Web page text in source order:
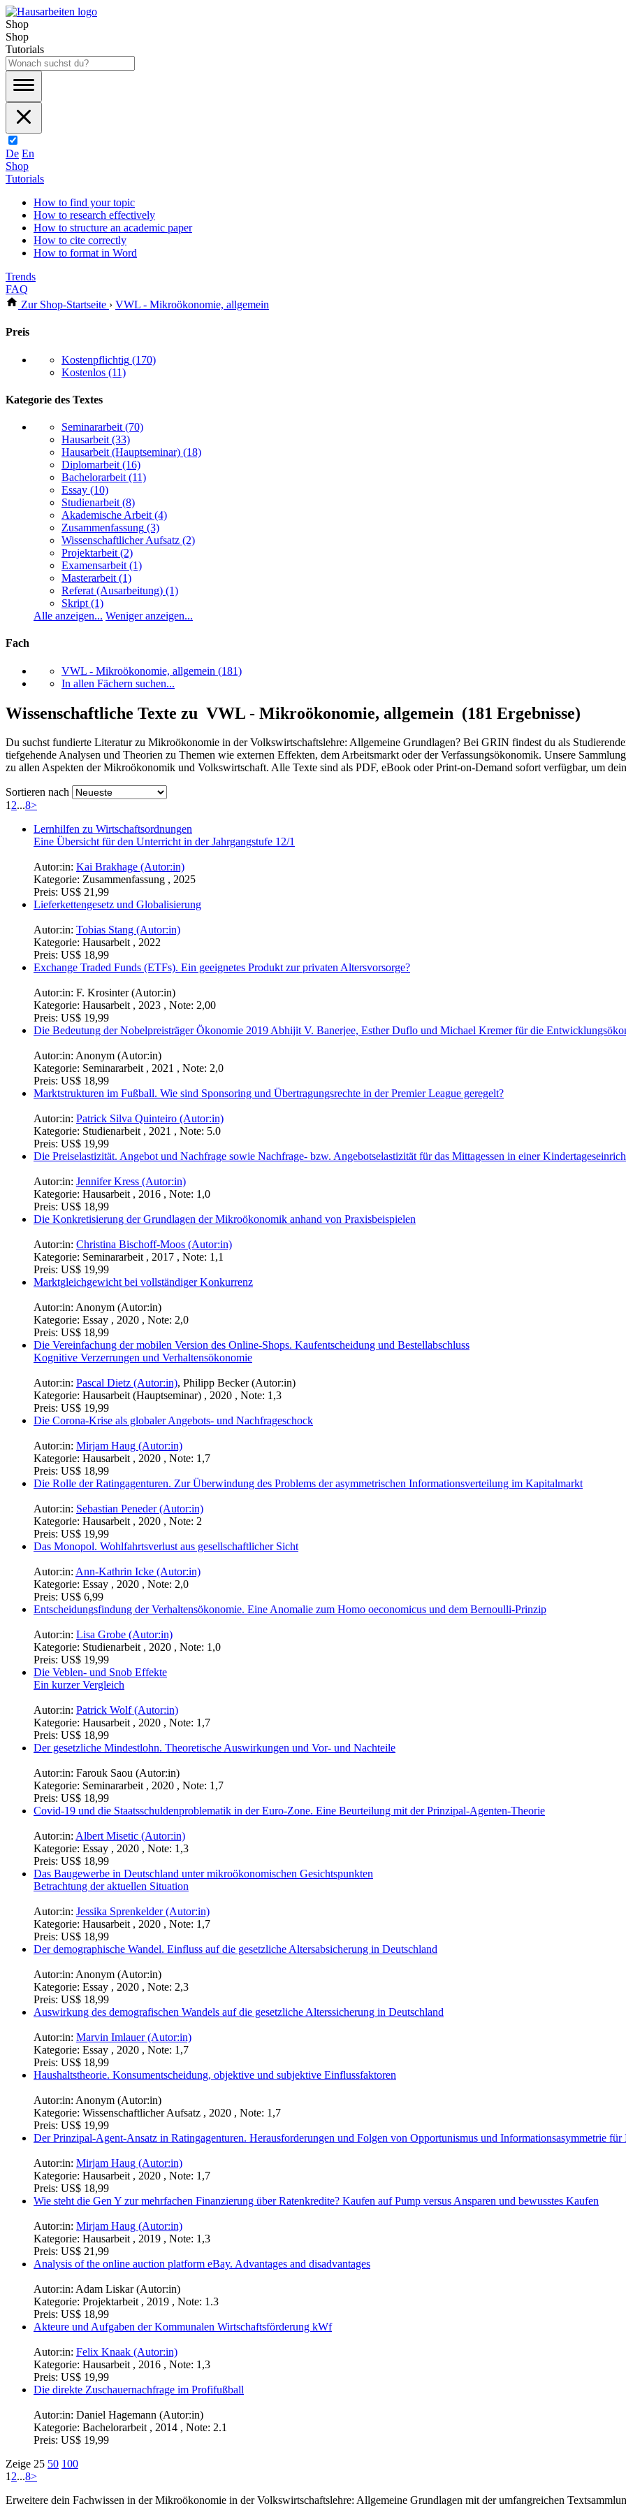
Shop
Shop
Tutorials
De En
Shop
Tutorials
How to find your topic
How to research effectively
How to structure an academic paper
How to cite correctly
How to format in Word
Trends
FAQ
Zur Shop-Startseite › VWL - Mikroökonomie, allgemein
Preis
Kostenpflichtig (170)
Kostenlos (11)
Kategorie des Textes
Seminararbeit (70)
Hausarbeit (33)
Hausarbeit (Hauptseminar) (18)
Diplomarbeit (16)
Bachelorarbeit (11)
Essay (10)
Studienarbeit (8)
Akademische Arbeit (4)
Zusammenfassung (3)
Wissenschaftlicher Aufsatz (2)
Projektarbeit (2)
Examensarbeit (1)
Masterarbeit (1)
Referat (Ausarbeitung) (1)
Skript (1)
Alle anzeigen... Weniger anzeigen...
Fach
VWL - Mikroökonomie, allgemein (181)
In allen Fächern suchen...
Wissenschaftliche Texte zu VWL - Mikroökonomie, allgemein (181 Ergebnisse)
Du suchst fundierte Literatur zu Mikroökonomie in der Volkswirtschaftslehre: Allgemeine Grundlagen? Bei GRIN findest du als
tiefgehende Analysen und Theorien zu Themen wie externen Effekten, dem Arbeitsmarkt oder der Verfassungsökonomik. Unsere
zu allen Aspekten der Mikroökonomik und Volkswirtschaft. Alle Texte sind als PDF, eBook oder Print-on-Demand sofort verfügbar, um
Sortieren nach
12...8>
Lernhilfen zu Wirtschaftsordnungen
Eine Übersicht für den Unterricht in der Jahrgangstufe 12/1
Autor:in: Kai Brakhage (Autor:in)
Kategorie: Zusammenfassung , 2025
Preis: US$ 21,99
Lieferkettengesetz und Globalisierung
Autor:in: Tobias Stang (Autor:in)
Kategorie: Hausarbeit , 2022
Preis: US$ 18,99
Exchange Traded Funds (ETFs). Ein geeignetes Produkt zur privaten Altersvorsorge?
Autor:in: F. Krosinter (Autor:in)
Kategorie: Hausarbeit , 2023 , Note: 2,00
Preis: US$ 19,99
Die Bedeutung der Nobelpreisträger Ökonomie 2019 Abhijit V. Banerjee, Esther Duflo und Michael Kremer für die
Autor:in: Anonym (Autor:in)
Kategorie: Seminararbeit , 2021 , Note: 2,0
Preis: US$ 18,99
Marktstrukturen im Fußball. Wie sind Sponsoring und Übertragungsrechte in der Premier League geregelt?
Autor:in: Patrick Silva Quinteiro (Autor:in)
Kategorie: Studienarbeit , 2021 , Note: 5.0
Preis: US$ 19,99
Die Preiselastizität. Angebot und Nachfrage sowie Nachfrage- bzw. Angebotselastizität für das Mittagessen in einer
Autor:in: Jennifer Kress (Autor:in)
Kategorie: Hausarbeit , 2016 , Note: 1,0
Preis: US$ 18,99
Die Konkretisierung der Grundlagen der Mikroökonomik anhand von Praxisbeispielen
Autor:in: Christina Bischoff-Moos (Autor:in)
Kategorie: Seminararbeit , 2017 , Note: 1,1
Preis: US$ 19,99
Marktgleichgewicht bei vollständiger Konkurrenz
Autor:in: Anonym (Autor:in)
Kategorie: Essay , 2020 , Note: 2,0
Preis: US$ 18,99
Die Vereinfachung der mobilen Version des Online-Shops. Kaufentscheidung und Bestellabschluss
Kognitive Verzerrungen und Verhaltensökonomie
Autor:in: Pascal Dietz (Autor:in), Philipp Becker (Autor:in)
Kategorie: Hausarbeit (Hauptseminar) , 2020 , Note: 1,3
Preis: US$ 19,99
Die Corona-Krise als globaler Angebots- und Nachfrageschock
Autor:in: Mirjam Haug (Autor:in)
Kategorie: Hausarbeit , 2020 , Note: 1,7
Preis: US$ 18,99
Die Rolle der Ratingagenturen. Zur Überwindung des Problems der asymmetrischen Informationsverteilung im Kapitalmarkt
Autor:in: Sebastian Peneder (Autor:in)
Kategorie: Hausarbeit , 2020 , Note: 2
Preis: US$ 19,99
Das Monopol. Wohlfahrtsverlust aus gesellschaftlicher Sicht
Autor:in: Ann-Kathrin Icke (Autor:in)
Kategorie: Essay , 2020 , Note: 2,0
Preis: US$ 6,99
Entscheidungsfindung der Verhaltensökonomie. Eine Anomalie zum Homo oeconomicus und dem Bernoulli-Prinzip
Autor:in: Lisa Grobe (Autor:in)
Kategorie: Studienarbeit , 2020 , Note: 1,0
Preis: US$ 19,99
Die Veblen- und Snob Effekte
Ein kurzer Vergleich
Autor:in: Patrick Wolf (Autor:in)
Kategorie: Hausarbeit , 2020 , Note: 1,7
Preis: US$ 18,99
Der gesetzliche Mindestlohn. Theoretische Auswirkungen und Vor- und Nachteile
Autor:in: Farouk Saou (Autor:in)
Kategorie: Seminararbeit , 2020 , Note: 1,7
Preis: US$ 18,99
Covid-19 und die Staatsschuldenproblematik in der Euro-Zone. Eine Beurteilung mit der Prinzipal-Agenten-Theorie
Autor:in: Albert Misetic (Autor:in)
Kategorie: Essay , 2020 , Note: 1,3
Preis: US$ 18,99
Das Baugewerbe in Deutschland unter mikroökonomischen Gesichtspunkten
Betrachtung der aktuellen Situation
Autor:in: Jessika Sprenkelder (Autor:in)
Kategorie: Hausarbeit , 2020 , Note: 1,7
Preis: US$ 18,99
Der demographische Wandel. Einfluss auf die gesetzliche Altersabsicherung in Deutschland
Autor:in: Anonym (Autor:in)
Kategorie: Essay , 2020 , Note: 2,3
Preis: US$ 18,99
Auswirkung des demografischen Wandels auf die gesetzliche Alterssicherung in Deutschland
Autor:in: Marvin Imlauer (Autor:in)
Kategorie: Essay , 2020 , Note: 1,7
Preis: US$ 18,99
Haushaltstheorie. Konsumentscheidung, objektive und subjektive Einflussfaktoren
Autor:in: Anonym (Autor:in)
Kategorie: Wissenschaftlicher Aufsatz , 2020 , Note: 1,7
Preis: US$ 19,99
Der Prinzipal-Agent-Ansatz in Ratingagenturen. Herausforderungen und Folgen von Opportunismus und Informationsasymmetrie für
Autor:in: Mirjam Haug (Autor:in)
Kategorie: Hausarbeit , 2020 , Note: 1,7
Preis: US$ 18,99
Wie steht die Gen Y zur mehrfachen Finanzierung über Ratenkredite? Kaufen auf Pump versus Ansparen und bewusstes Kaufen
Autor:in: Mirjam Haug (Autor:in)
Kategorie: Hausarbeit , 2019 , Note: 1,3
Preis: US$ 21,99
Analysis of the online auction platform eBay. Advantages and disadvantages
Autor:in: Adam Liskar (Autor:in)
Kategorie: Projektarbeit , 2019 , Note: 1.3
Preis: US$ 18,99
Akteure und Aufgaben der Kommunalen Wirtschaftsförderung kWf
Autor:in: Felix Knaak (Autor:in)
Kategorie: Hausarbeit , 2016 , Note: 1,3
Preis: US$ 19,99
Die direkte Zuschauernachfrage im Profifußball
Autor:in: Daniel Hagemann (Autor:in)
Kategorie: Bachelorarbeit , 2014 , Note: 2.1
Preis: US$ 19,99
Zeige 25 50 100
12...8>
Erweitere dein Fachwissen in der Mikroökonomie in der Volkswirtschaftslehre: Allgemeine Grundlagen mit der umfangreichen